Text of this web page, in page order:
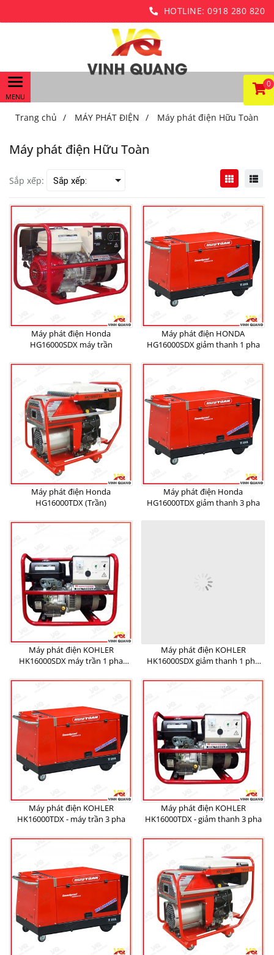
HOTLINE: 0918 280 820
0
Trang chủ / MÁY PHÁT ĐIỆN / Máy phát điện Hữu Toàn
Máy phát điện Hữu Toàn
Sắp xếp:
Máy phát điện Honda
HG16000SDX máy trần
Máy phát điện HONDA
HG16000SDX giảm thanh 1 pha
Máy phát điện Honda
HG16000TDX (Trần)
Máy phát điện Honda
HG16000TDX giảm thanh 3 pha
Máy phát điện KOHLER
HK16000SDX máy trần 1 pha
Máy phát điện KOHLER
HK16000SDX giảm thanh 1 pha
Máy phát điện KOHLER
HK16000TDX - máy trần 3 pha
Máy phát điện KOHLER
HK16000TDX - giảm thanh 3 pha